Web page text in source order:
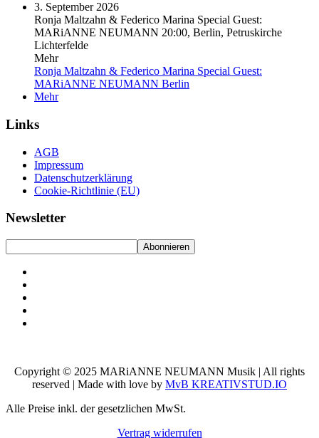
3. September 2026
Ronja Maltzahn & Federico Marina Special Guest:
MARiANNE NEUMANN 20:00, Berlin, Petruskirche
Lichterfelde
Mehr
Ronja Maltzahn & Federico Marina Special Guest:
MARiANNE NEUMANN Berlin
Mehr
Links
AGB
Impressum
Datenschutzerklärung
Cookie-Richtlinie (EU)
Newsletter
Copyright © 2025 MARiANNE NEUMANN Musik | All rights
reserved | Made with love by MvB KREATIVSTUD.IO
Alle Preise inkl. der gesetzlichen MwSt.
Vertrag widerrufen